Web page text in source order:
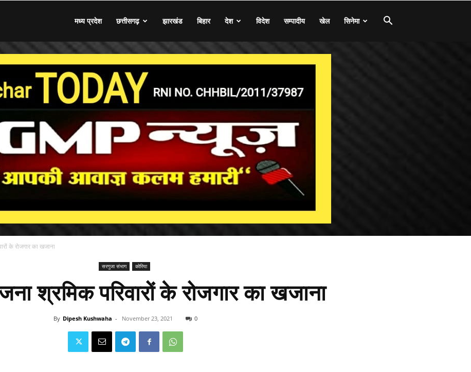
मध्य प्रदेश छत्तीसगढ़ झारखंड बिहार देश विदेश सम्पादीय खेल सिनेमा
के रोजगार का खजाना
सरगुजा संभाग कोरिया
श्रमिक परिवारों के रोजगार का खजाना
By Dipesh Kushwaha - November 23, 2021 0